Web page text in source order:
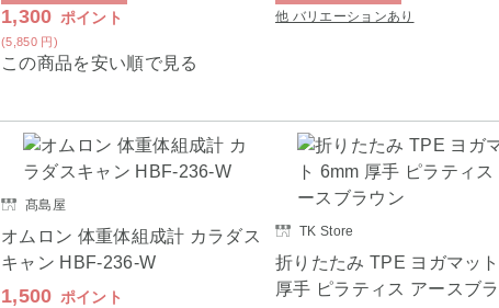
1,300 ポイント
(5,850 円)
この商品を安い順で見る
他 バリエーションあり
髙島屋
オムロン 体重体組成計 カラダス
キャン HBF-236-W
1,500 ポイント
TK Store
折りたたみ TPE ヨガマッ
厚手 ピラティス アースブ